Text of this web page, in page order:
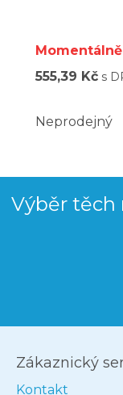
555,39 Kč s
Neprodejný
Výběr těch
Zákaznický
Kontakt